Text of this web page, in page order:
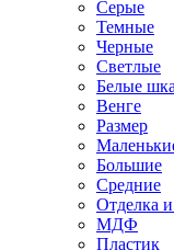
Серые
Темные
Черные
Светлые
Белые
Венге
Размер
Большие
Средние
Отделка
МДФ
Пластик